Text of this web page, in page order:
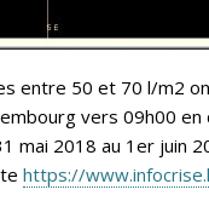
entre 50 et 70 l/m2
vers 09h00
mai 2018 au 1er
https://